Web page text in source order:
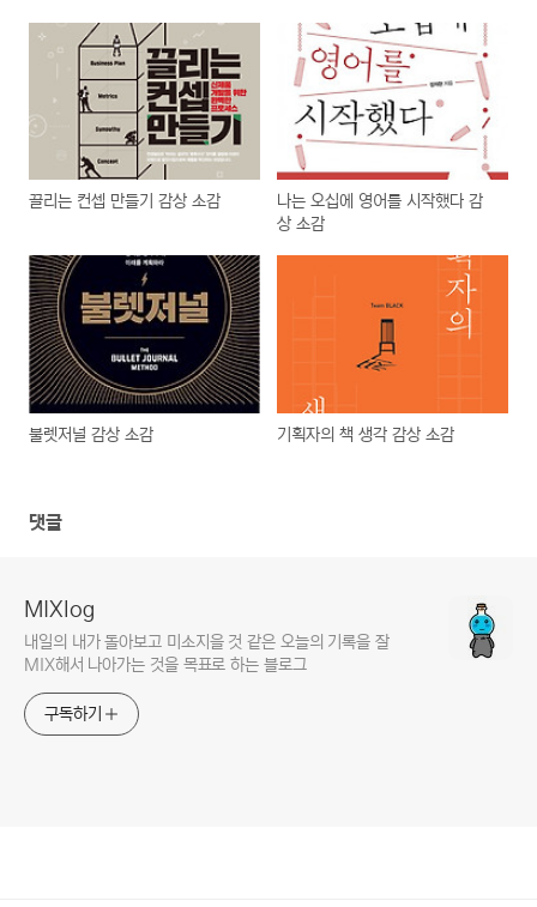
끌리는 컨셉 만들기 감상 소감
나는 오십에 영어를 시작했다 감
상 소감
불렛저널 감상 소감 기획자의 책 생각 감상 소감
댓글
MIXlog
내일의 내가 돌아보고 미소지을 것 같은 오늘의 기록을 잘
MIX해서 나아가는 것을 목표로 하는 블로그
구독하기